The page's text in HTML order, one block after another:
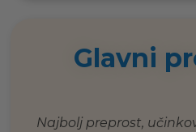
Glavni
Najbolj preprost,